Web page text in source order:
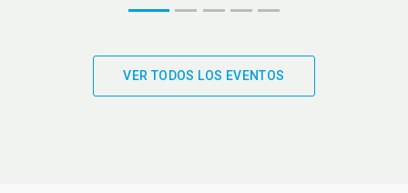
VER TODOS LOS EVENTOS